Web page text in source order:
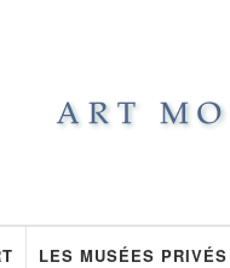
LES MUSÉES PRIVÉS